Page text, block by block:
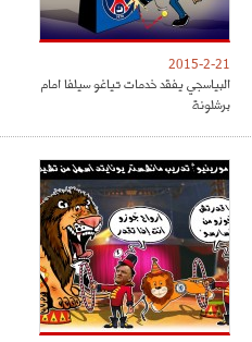
2015-2-21
البياسجي يفقد خدمات تياغو سيلفا امام
برشلونة